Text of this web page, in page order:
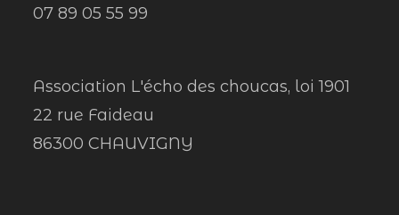
07 89 05 55 99
Association L'écho des choucas, loi 1901
22 rue Faideau
86300 CHAUVIGNY